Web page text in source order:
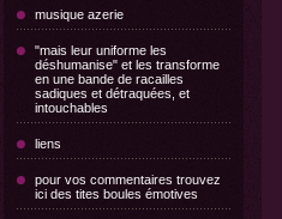
musique azerie
"mais leur uniforme les
déshumanise" et les transforme
en une bande de racailles
sadiques et détraquées, et
intouchables
liens
pour vos commentaires trouvez
ici des tites boules émotives